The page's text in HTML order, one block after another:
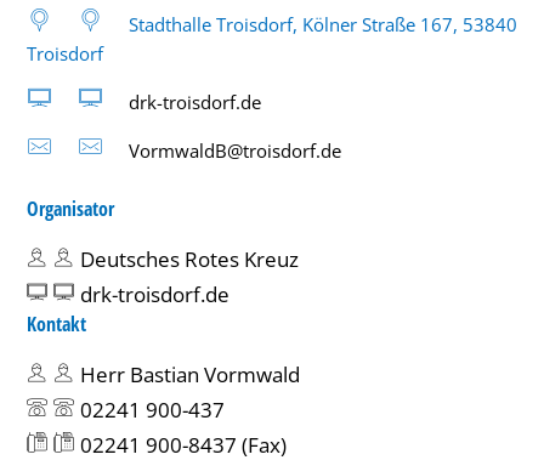
Stadthalle Troisdorf, Kölner Straße 167, 53840
Troisdorf
drk-troisdorf.de
VormwaldB@troisdorf.de
Organisator
Deutsches Rotes Kreuz
drk-troisdorf.de
Kontakt
Herr Bastian Vormwald
02241 900-437
02241 900-8437 (Fax)